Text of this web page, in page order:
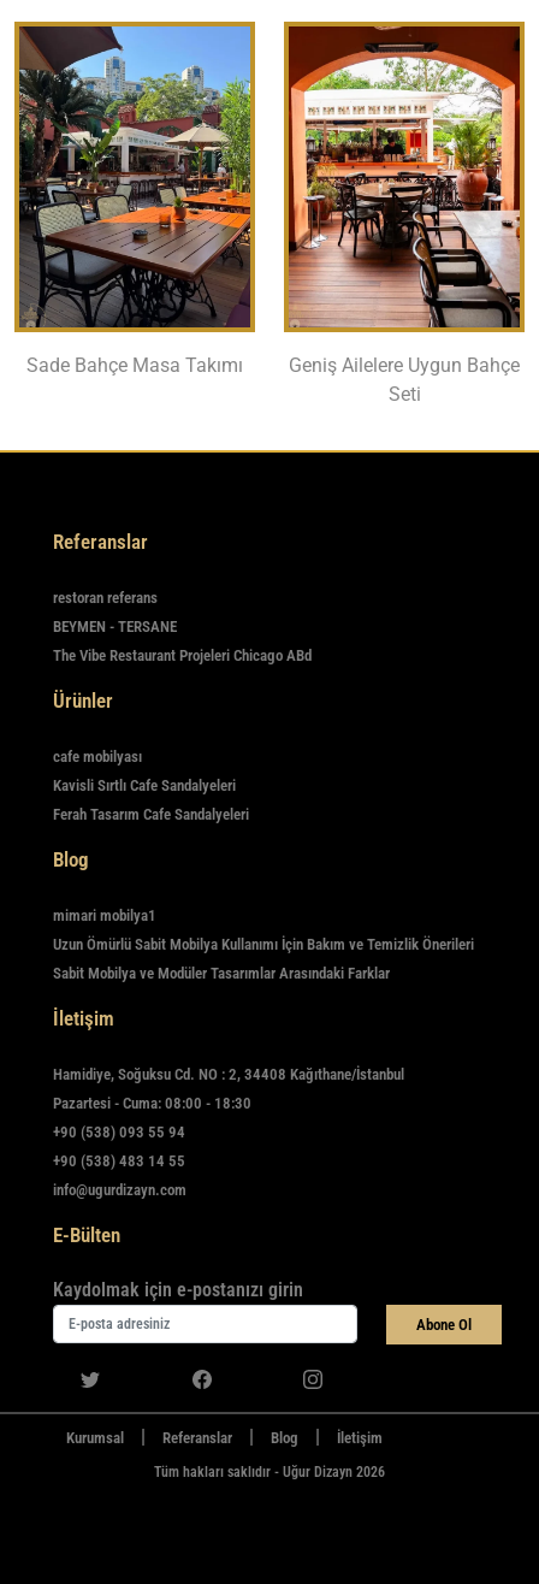
Sade Bahçe Masa Takımı
Geniş Ailelere Uygun Bahçe
Seti
Referanslar
restoran referans
BEYMEN - TERSANE
The Vibe Restaurant Projeleri Chicago ABd
Ürünler
cafe mobilyası
Kavisli Sırtlı Cafe Sandalyeleri
Ferah Tasarım Cafe Sandalyeleri
Blog
mimari mobilya1
Uzun Ömürlü Sabit Mobilya Kullanımı İçin Bakım ve Temizlik Önerileri
Sabit Mobilya ve Modüler Tasarımlar Arasındaki Farklar
İletişim
Hamidiye, Soğuksu Cd. NO : 2, 34408 Kağıthane/İstanbul
Pazartesi - Cuma: 08:00 - 18:30
+90 (538) 093 55 94
+90 (538) 483 14 55
info@ugurdizayn.com
E-Bülten
Kaydolmak için e-postanızı girin
Abone Ol
Kurumsal | Referanslar | Blog | İletişim
Tüm hakları saklıdır - Uğur Dizayn 2026